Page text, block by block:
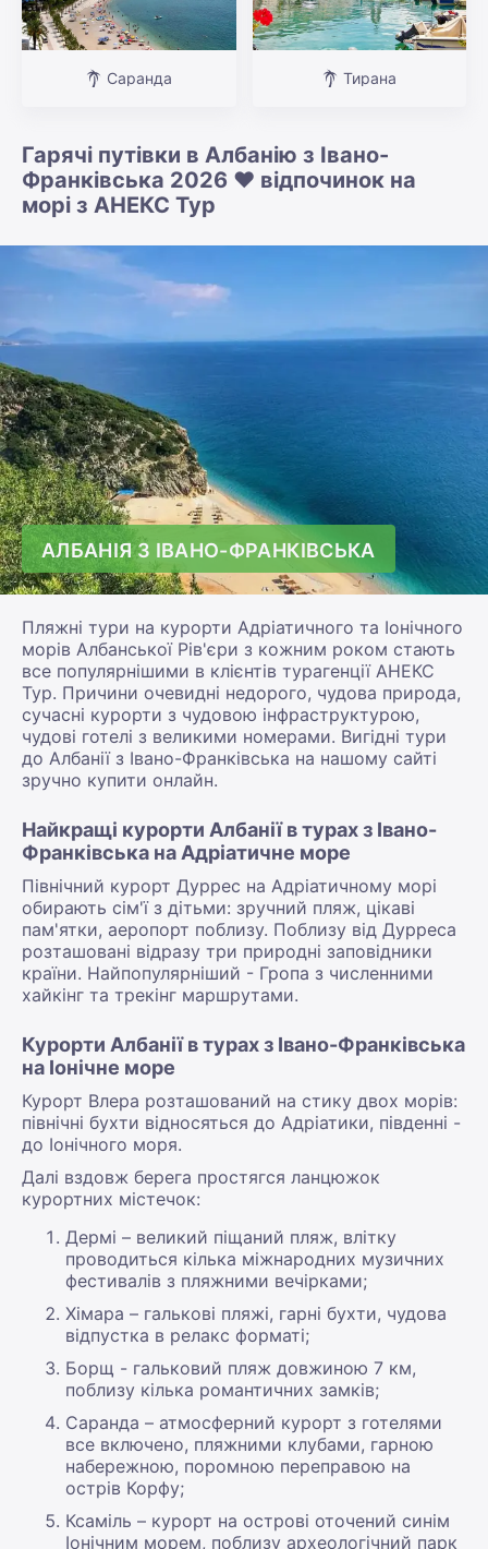
Саранда Тирана
Гарячі путівки в Албанію з Івано-
Франківська 2026 ❤️ відпочинок на
морі з АНЕКС Тур
АЛБАНІЯ З ІВАНО-ФРАНКІВСЬКА
Пляжні тури на курорти Адріатичного та Іонічного
морів Албанської Рів'єри з кожним роком стають
все популярнішими в клієнтів турагенції АНЕКС
Тур. Причини очевидні недорого, чудова природа,
сучасні курорти з чудовою інфраструктурою,
чудові готелі з великими номерами. Вигідні тури
до Албанії з Івано-Франківська на нашому сайті
зручно купити онлайн.
Найкращі курорти Албанії в турах з Івано-
Франківська на Адріатичне море
Північний курорт Дуррес на Адріатичному морі
обирають сім'ї з дітьми: зручний пляж, цікаві
пам'ятки, аеропорт поблизу. Поблизу від Дурреса
розташовані відразу три природні заповідники
країни. Найпопулярніший - Гропа з численними
хайкінг та трекінг маршрутами.
Курорти Албанії в турах з Івано-Франківська
на Іонічне море
Курорт Влера розташований на стику двох морів:
північні бухти відносяться до Адріатики, південні -
до Іонічного моря.
Далі вздовж берега простягся ланцюжок
курортних містечок:
Дермі – великий піщаний пляж, влітку
проводиться кілька міжнародних музичних
фестивалів з пляжними вечірками;
Хімара – галькові пляжі, гарні бухти, чудова
відпустка в релакс форматі;
Борщ - гальковий пляж довжиною 7 км,
поблизу кілька романтичних замків;
Саранда – атмосферний курорт з готелями
все включено, пляжними клубами, гарною
набережною, поромною переправою на
острів Корфу;
Ксаміль – курорт на острові оточений синім
Іонічним морем, поблизу археологічний парк